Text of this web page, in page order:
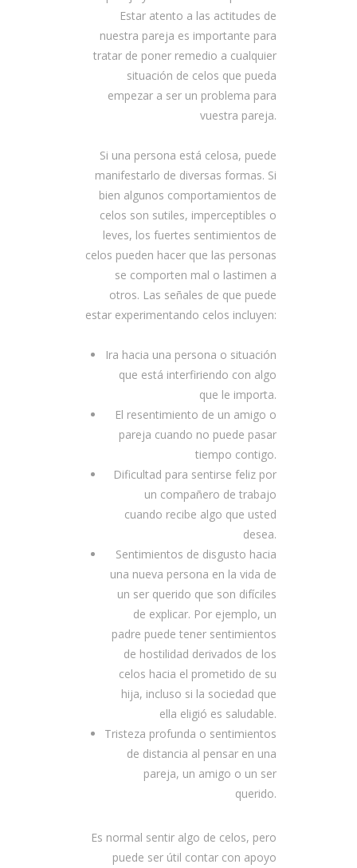
Estar atento a las actitudes de
nuestra pareja es importante para
tratar de poner remedio a cualquier
situación de celos que pueda
empezar a ser un problema para
vuestra pareja.
Si una persona está celosa, puede
manifestarlo de diversas formas. Si
bien algunos comportamientos de
celos son sutiles, imperceptibles o
leves, los fuertes sentimientos de
celos pueden hacer que las personas
se comporten mal o lastimen a
otros. Las señales de que puede
estar experimentando celos incluyen:
Ira hacia una persona o situación
que está interfiriendo con algo
que le importa.
El resentimiento de un amigo o
pareja cuando no puede pasar
tiempo contigo.
Dificultad para sentirse feliz por
un compañero de trabajo
cuando recibe algo que usted
desea.
Sentimientos de disgusto hacia
una nueva persona en la vida de
un ser querido que son difíciles
de explicar. Por ejemplo, un
padre puede tener sentimientos
de hostilidad derivados de los
celos hacia el prometido de su
hija, incluso si la sociedad que
ella eligió es saludable.
Tristeza profunda o sentimientos
de distancia al pensar en una
pareja, un amigo o un ser
querido.
Es normal sentir algo de celos, pero
puede ser útil contar con apoyo